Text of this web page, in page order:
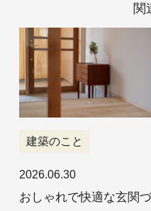
関
建築のこと
2026.06.30
おしゃれで快適な玄関づ